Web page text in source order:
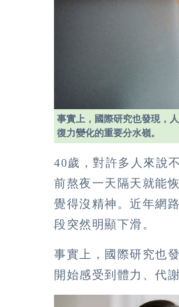
事實上，國際研究也發現，
復力變化的重要分水嶺。
40歲，對許多人來說
前熬夜一天隔天就能
覺得沒精神。近年網
段突然明顯下滑。
事實上，國際研究也
開始感受到體力、代